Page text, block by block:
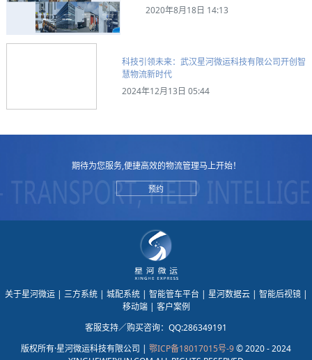
2020年8月18日 14:13
科技引领未来：武汉星河微运科技有限公司开创智
慧物流新时代
2024年12月13日 05:44
期待为您服务,便捷高效的物流管理马上开始！
预约
关于星河微运 | 三方系统 | 城配系统 | 智能管车平台 | 星河数据云 | 智能后视镜 |
移动端 | 客户案例
客服支持／购买咨询：QQ:286349191
版权所有·星河微运科技有限公司 | 鄂ICP备18017015号-9© 2020 - 2024